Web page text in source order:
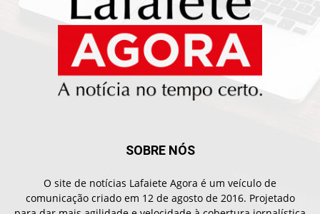
SOBRE NÓS
O site de notícias Lafaiete Agora é um veículo de
comunicação criado em 12 de agosto de 2016. Projetado